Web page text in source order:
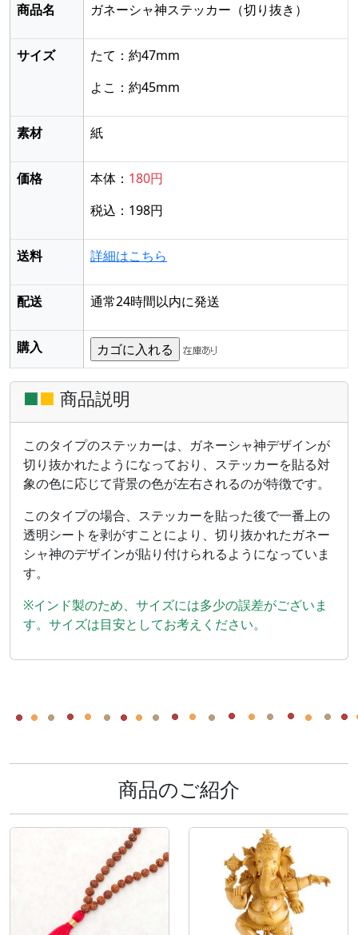
商品名 ガネーシャ神ステッカー （切り抜き）
サイズ
たて：約47mm
よこ：約45mm
素材 紙
価格 本体： 180円
税込：198円
送料 詳細はこちら
配送 通常24時間以内に発送
購入
■■ 商品説明
このタイプのステッカーは、ガネーシャ神デザインが
切り抜かれたようになっており、ステッカーを貼る対
象の色に応じて背景の色が左右されるのが特徴です。
このタイプの場合、ステッカーを貼った後で一番上の
透明シートを剥がすことにより、切り抜かれたガネー
シャ神のデザインが貼り付けられるようになっていま
す。
※インド製のため、サイズには多少の誤差がございま
す。サイズは目安としてお考えください。
商品のご紹介